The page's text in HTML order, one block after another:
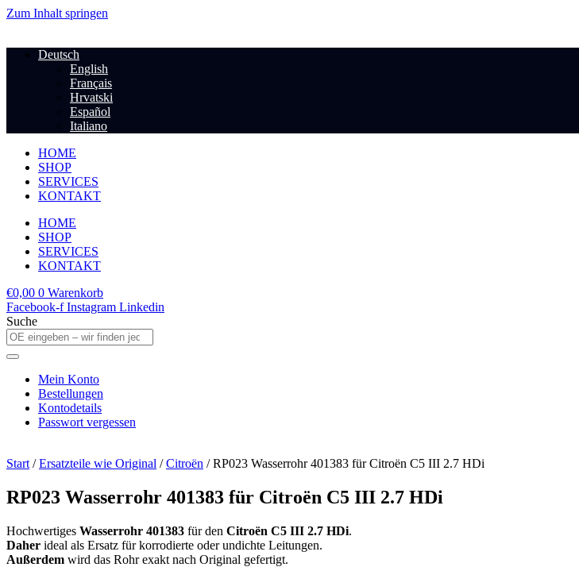
Zum Inhalt springen
Deutsch
English
Français
Hrvatski
Español
Italiano
HOME
SHOP
SERVICES
KONTAKT
HOME
SHOP
SERVICES
KONTAKT
€0,00 0 Warenkorb
Facebook-f Instagram Linkedin
Suche
Mein Konto
Bestellungen
Kontodetails
Passwort vergessen
Start /Ersatzteile wie Original /Citroën / RP023 Wasserrohr 401383 für Citroën C5 III 2.7 HDi
RP023 Wasserrohr 401383 für Citroën C5 III 2.7 HDi
Hochwertiges Wasserrohr 401383 für den Citroën C5 III 2.7 HDi.
Daher ideal als Ersatz für korrodierte oder undichte Leitungen.
Außerdem wird das Rohr exakt nach Original gefertigt.